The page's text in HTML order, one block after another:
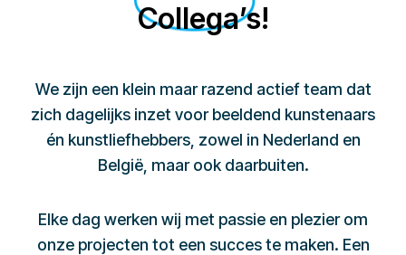
Collega’s!
We zijn een klein maar razend actief team dat
zich dagelijks inzet voor beeldend kunstenaars
én kunstliefhebbers, zowel in Nederland en
België, maar ook daarbuiten.
Elke dag werken wij met passie en plezier om
onze projecten tot een succes te maken. Een